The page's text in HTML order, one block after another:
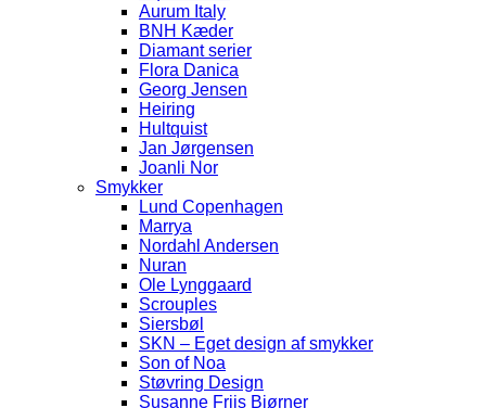
Aurum Italy
BNH Kæder
Diamant serier
Flora Danica
Georg Jensen
Heiring
Hultquist
Jan Jørgensen
Joanli Nor
Smykker
Lund Copenhagen
Marrya
Nordahl Andersen
Nuran
Ole Lynggaard
Scrouples
Siersbøl
SKN – Eget design af smykker
Son of Noa
Støvring Design
Susanne Friis Bjørner